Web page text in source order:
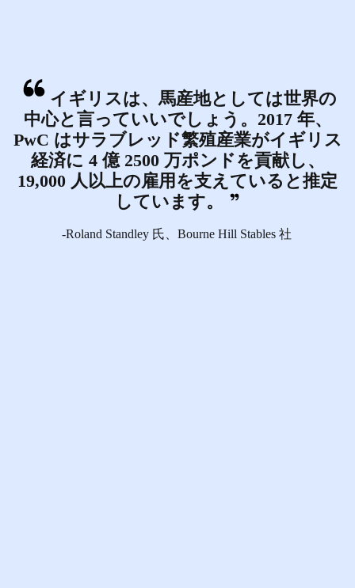
イギリスは、馬産地としては世界の
中心と言っていいでしょう。2017 年、
PwC はサラブレッド繁殖産業がイギリス
経済に 4 億 2500 万ポンドを貢献し、
19,000 人以上の雇用を支えていると推定
しています。
-Roland Standley 氏、Bourne Hill Stables 社